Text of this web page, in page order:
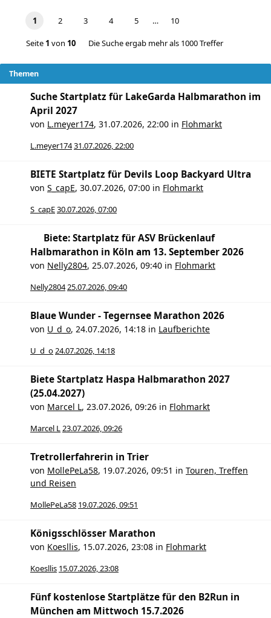
1 2 3 4 5 … 10
Seite 1 von 10 Die Suche ergab mehr als 1000 Treffer
Themen
Suche Startplatz für LakeGarda Halbmarathon im
April 2027
von L.meyer174, 31.07.2026, 22:00 in Flohmarkt
L.meyer17431.07.2026, 22:00
BIETE Startplatz für Devils Loop Backyard Ultra
von S_capE, 30.07.2026, 07:00 in Flohmarkt
S_capE30.07.2026, 07:00
Biete: Startplatz für ASV Brückenlauf
Halbmarathon in Köln am 13. September 2026
von Nelly2804, 25.07.2026, 09:40 in Flohmarkt
Nelly280425.07.2026, 09:40
Blaue Wunder - Tegernsee Marathon 2026
von U_d_o, 24.07.2026, 14:18 in Laufberichte
U_d_o24.07.2026, 14:18
Biete Startplatz Haspa Halbmarathon 2027
(25.04.2027)
von Marcel L, 23.07.2026, 09:26 in Flohmarkt
Marcel L23.07.2026, 09:26
Tretrollerfahrerin in Trier
von MollePeLa58, 19.07.2026, 09:51 in Touren, Treffen
und Reisen
MollePeLa58 19.07.2026, 09:51
Königsschlösser Marathon
von Koesllis, 15.07.2026, 23:08 in Flohmarkt
Koesllis 15.07.2026, 23:08
Fünf kostenlose Startplätze für den B2Run in
München am Mittwoch 15.7.2026